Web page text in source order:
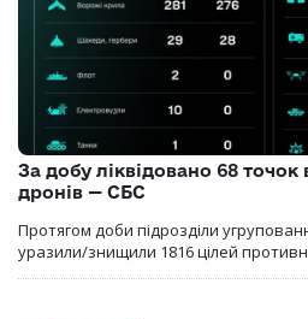
За добу ліквідовано 68
дронів — СБС
Протягом доби підрозділи
уразили/знищили 1816 цілей